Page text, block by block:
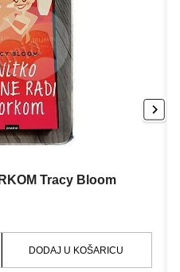
Tracy Bloom
DODAJ U KOŠARICU